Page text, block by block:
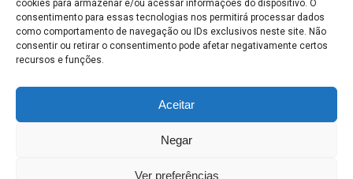
cookies para armazenar e/ou acessar informações do dispositivo. O
consentimento para essas tecnologias nos permitirá processar dados
como comportamento de navegação ou IDs exclusivos neste site. Não
consentir ou retirar o consentimento pode afetar negativamente certos
recursos e funções.
Aceitar
Negar
Ver preferências
MAPA DO SITE
SEDE DO ADMINISTRATIVO MUNICIPAL - Avenida